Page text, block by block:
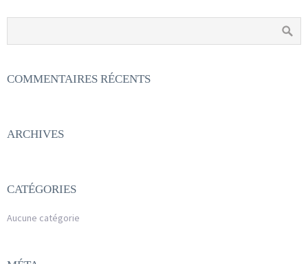
COMMENTAIRES RÉCENTS
ARCHIVES
CATÉGORIES
Aucune catégorie